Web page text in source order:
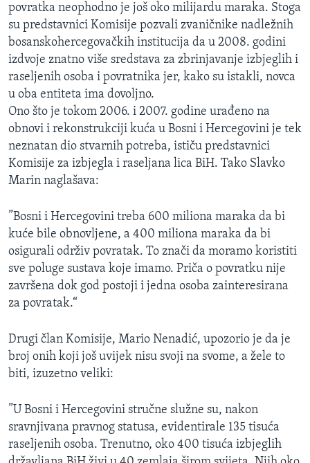
IZBJEGLIČKA STRANA
MAGAZIN
O GLASU AMERIKE
Learning English
PRATITE NAS
povratka neophodno je još oko milijardu maraka. Stoga
su predstavnici Komisije pozvali zvaničnike nadležnih
bosanskohercegovačkih institucija da u 2008. godini
izdvoje znatno više sredstava za zbrinjavanje izbjeglih i
raseljenih osoba i povratnika jer, kako su istakli, novca
u oba entiteta ima dovoljno.
Ono što je tokom 2006. i 2007. godine urađeno na
obnovi i rekonstrukciji kuća u Bosni i Hercegovini je tek
neznatan dio stvarnih potreba, ističu predstavnici
Komisije za izbjegla i raseljana lica BiH. Tako Slavko
Marin naglašava:
”Bosni i Hercegovini treba 600 miliona maraka da bi
kuće bile obnovljene, a 400 miliona maraka da bi
osigurali održiv povratak. To znači da moramo koristiti
sve poluge sustava koje imamo. Priča o povratku nije
završena dok god postoji i jedna osoba zainteresirana
za povratak.“
Drugi član Komisije, Mario Nenadić, upozorio je da je
broj onih koji još uvijek nisu svoji na svome, a žele to
biti, izuzetno veliki:
”U Bosni i Hercegovini stručne služne su, nakon
sravnjivana pravnog statusa, evidentirale 135 tisuća
raseljenih osoba. Trenutno, oko 400 tisuća izbjeglih